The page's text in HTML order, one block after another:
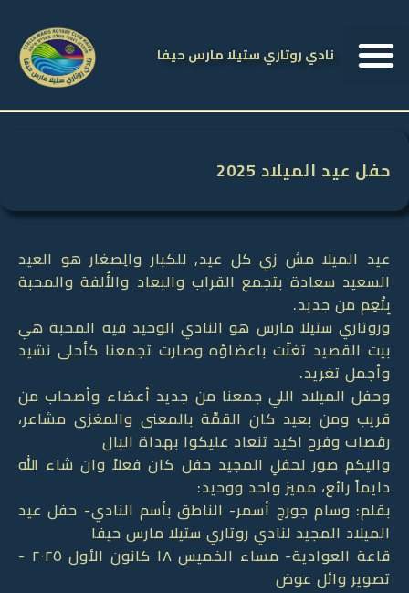
نادي روتاري ستيلا مارس حيفا
حفل عيد الميلاد 2025
عيد الميلا مش زي كل عيد, للكبار والِصغار هو العيد
السعيد سعادة بتجمع القراب والبعاد والأُلفة والمحبة
بِتْعِم من جديد.
وروتاري ستيلا مارس هو النادي الوحيد فيه المحبة هي
بيت القصيد تغنّت باعضاؤه وصارت تجمعنا كأحلى نشيد
وأجمل تغريد.
وحفل الميلاد اللي جمعنا من جديد أعضاء وأصحاب من
قريب ومن بعيد كان القمِّة بالمعنى والمغزى مشاعر،
رقصات وفرح اكيد تنعاد عليكوا بهداة البال
واليكم صور لحفلِ المجيد حفل كان فعلاً وان شاء الله
دايماً رائع، مميز واحد ووحيد:
بقلم: وسام جورج أسمر- الناطق بأسم النادي- حفل عيد
الميلاد المجيد لنادي روتاري ستيلا مارس حيفا
قاعة العوادية- مساء الخميس ١٨ كانون الأول ٢٠٢٥ -
تصوير وائل عوض